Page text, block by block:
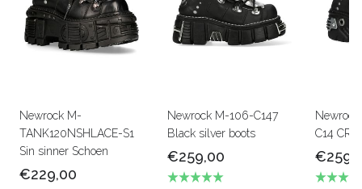
Newrock M-
TANK120NSHLACE-S1
Sin sinner Schoen
€229,00
Newrock M-106-C147
Black silver boots
€259,00
C14